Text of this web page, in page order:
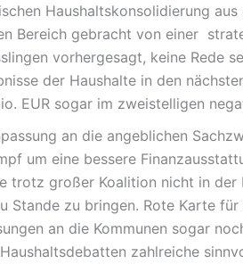
Haushaltskonsolidierung
Bereich gebracht von einer
vorhergesagt, keine Rede
der Haushalte in den
EUR sogar im zweistelligen
an die angeblichen
um eine bessere
trotz großer Koalition nicht in der
Stande zu bringen. Rote Karte
an die Kommunen sogar
zahlreiche